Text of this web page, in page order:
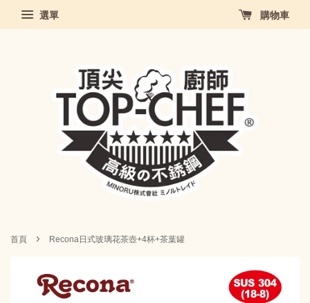
選單 購物車
首頁 › Recona日式玻璃花茶壺+4杯+茶葉罐